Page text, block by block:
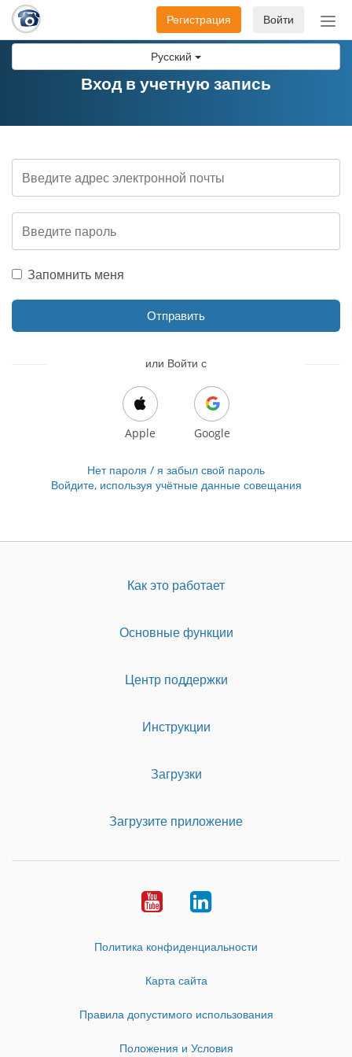
Русский
Войти
Регистрация
Вход в учетную запись
Запомнить меня
Отправить
или Войти с
Apple Google
Нет пароля / я забыл свой пароль
Войдите, используя учётные данные совещания
Как это работает
Основные функции
Центр поддержки
Инструкции
Загрузки
Загрузите приложение
YoutubeLinkedIn
Политика конфиденциальности
Карта сайта
Правила допустимого использования
Положения и Условия